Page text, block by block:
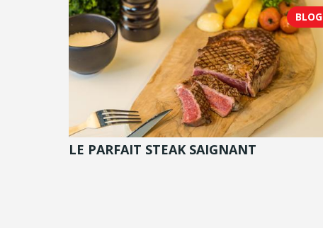
BLOG
LE PARFAIT STEAK SAIGNANT